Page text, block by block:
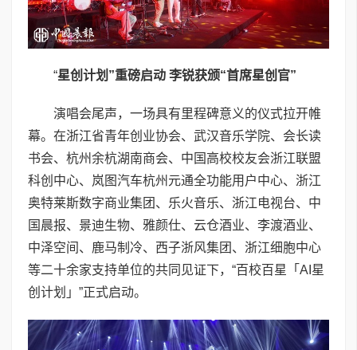
“星创计划”重磅启动 李锐获颁“首席星创官”
演唱会尾声，一场具有里程碑意义的仪式拉开帷
幕。在浙江省青年创业协会、武汉音乐学院、会长读
书会、杭州余杭湖南商会、中国高校校友会浙江联盟
科创中心、岚图汽车杭州元通全功能用户中心、浙江
奥特莱斯数字商业集团、乐火音乐、浙江电视台、中
国晨报、景迪生物、雅颜仕、云仓酒业、李渡酒业、
中泽空间、鹿马制冷、西子浙风集团、浙江细胞中心
等二十余家支持单位的共同见证下，“百校百星「AI星
创计划」”正式启动。